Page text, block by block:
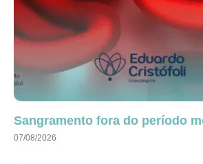
Sangramento fora do período
07/08/2026